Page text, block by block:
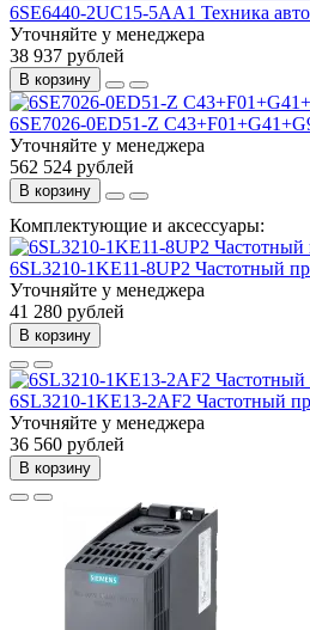
6SE6440-2UC15-5AA1 Техника
Уточняйте у менеджера
38 937 рублей
В корзину
6SE7026-0ED51-Z
Уточняйте у менеджера
562 524 рублей
В корзину
Комплектующие и аксессуары:
6SL3210-1KE11-8UP2 Частотный
Уточняйте у менеджера
41 280 рублей
В корзину
6SL3210-1KE13-2AF2 Частотный
Уточняйте у менеджера
36 560 рублей
В корзину